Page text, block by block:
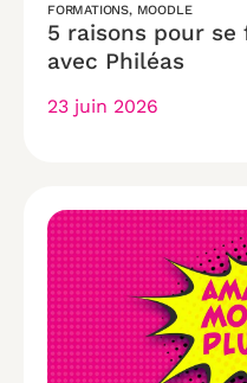
FORMATIONS, MOODLE
5 raisons pour
avec Philéas
23 juin 2026